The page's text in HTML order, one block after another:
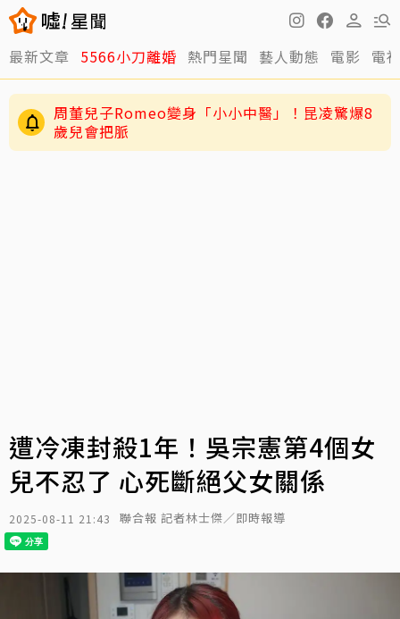
最新文章 5566小刀離婚 熱門星聞 藝人動態 電影 電
周董兒子Romeo變身「小小中醫」！昆凌驚爆8
歲兒會把脈
遭冷凍封殺1年！吳宗憲第4個女
兒不忍了 心死斷絕父女關係
2025-08-11 21:43 聯合報 記者林士傑／即時報導